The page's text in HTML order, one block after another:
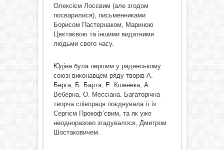
Олексієм Лосєвим (але згодом
посварилися), письменниками
Борисом Пастернаком, Мариною
Цвєтаєвою та іншими видатними
людьми свого часу.
Юдіна була першим у радянському
союзі виконавцем ряду творів А.
Берга, Б. Барта, Е. Кшенека, А.
Веберна, О. Мессіана. Багаторічна
творча співпраця поєднувала її із
Сергієм Прокоф’євим, та як уже
неодноразово згадувалося, Дмитром
Шостаковичем.